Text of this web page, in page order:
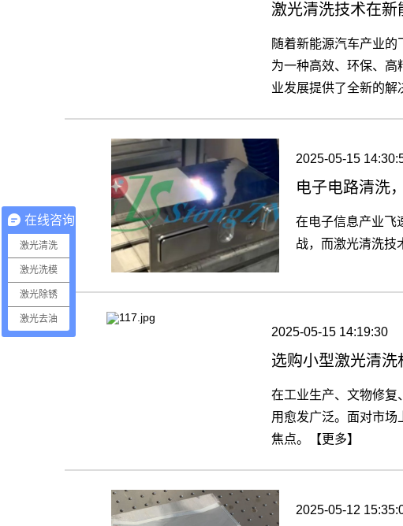
激光清洗技术在
随着新能源汽车产业
为一种高效、环保、
业发展提供了全新的解
2025-05-15
电子电路清洗
在电子信息产业飞
战，而激光清洗技
2025-05-15 14:19:30
选购小型激光清
在工业生产、文物修复
用愈发广泛。面对市场
焦点。【更多】
2025-05-12
在线咨询
激光清洗
激光洗模
激光除锈
激光去油